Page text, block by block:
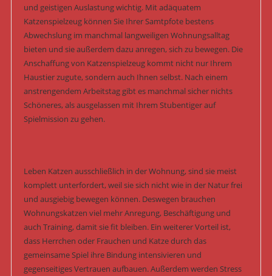
und geistigen Auslastung wichtig. Mit adäquatem
Katzenspielzeug können Sie Ihrer Samtpfote bestens
Abwechslung im manchmal langweiligen Wohnungsalltag
bieten und sie außerdem dazu anregen, sich zu bewegen. Die
Anschaffung von Katzenspielzeug kommt nicht nur Ihrem
Haustier zugute, sondern auch Ihnen selbst. Nach einem
anstrengendem Arbeitstag gibt es manchmal sicher nichts
Schöneres, als ausgelassen mit Ihrem Stubentiger auf
Spielmission zu gehen.
Leben Katzen ausschließlich in der Wohnung, sind sie meist
komplett unterfordert, weil sie sich nicht wie in der Natur frei
und ausgiebig bewegen können. Deswegen brauchen
Wohnungskatzen viel mehr Anregung, Beschäftigung und
auch Training, damit sie fit bleiben. Ein weiterer Vorteil ist,
dass Herrchen oder Frauchen und Katze durch das
gemeinsame Spiel ihre Bindung intensivieren und
gegenseitiges Vertrauen aufbauen. Außerdem werden Stress